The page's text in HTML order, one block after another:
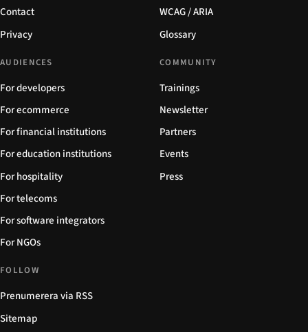
Contact
Privacy
WCAG / ARIA
Glossary
AUDIENCES
For developers
For ecommerce
For financial institutions
For education institutions
For hospitality
For telecoms
For software integrators
For NGOs
COMMUNITY
Trainings
Newsletter
Partners
Events
Press
FOLLOW
Prenumerera via RSS
Sitemap